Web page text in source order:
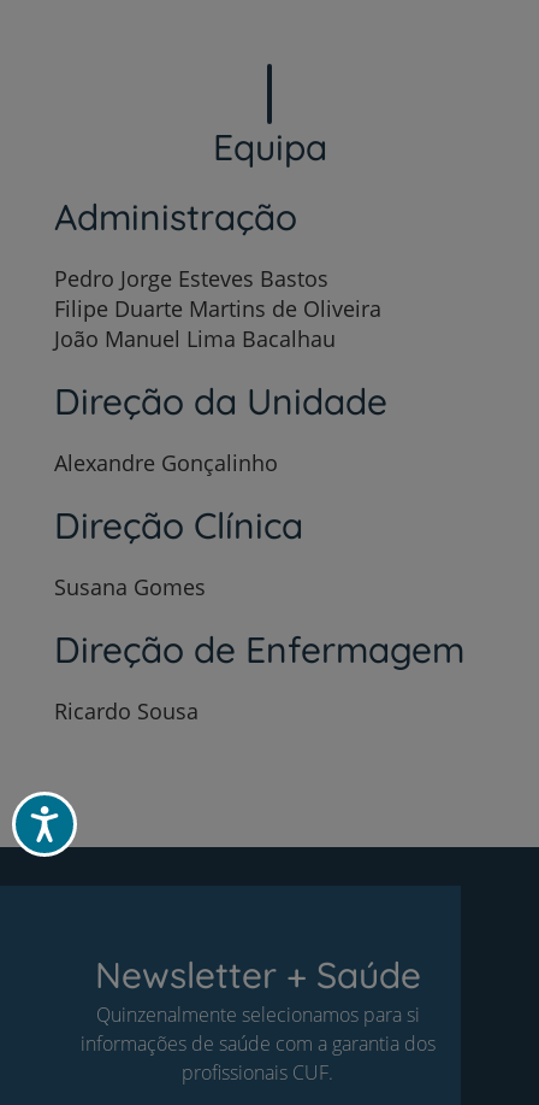
Acessibilidade
Equipa
Administração
Pedro Jorge Esteves Bastos
Filipe Duarte Martins de Oliveira
João Manuel Lima Bacalhau
Direção da Unidade
Alexandre Gonçalinho
Direção Clínica
Susana Gomes
Direção de Enfermagem
Ricardo Sousa
Newsletter + Saúde
Quinzenalmente selecionamos para si
informações de saúde com a garantia dos
profissionais CUF.